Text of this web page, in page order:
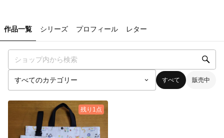
作品一覧 シリーズ プロフィール レター
すべて 販売中
残り1点